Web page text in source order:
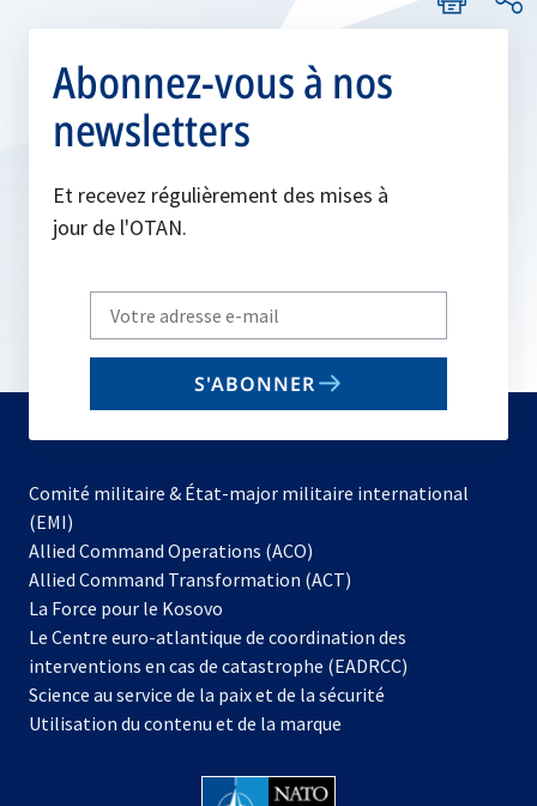
Abonnez-vous à nos
newsletters
Et recevez régulièrement des mises à
jour de l'OTAN.
Write
your
email
S'ABONNER
Comité militaire & État-major militaire international
(EMI)
Allied Command Operations (ACO)
dans
nouvel
onglet
Allied Command Transformation (ACT)
La Force pour le Kosovo
dans
un
nouvel
onglet
Le Centre euro-atlantique de coordination des
interventions en cas de catastrophe (EADRCC)
Science au service de la paix et de la sécurité
Utilisation du contenu et de la marque